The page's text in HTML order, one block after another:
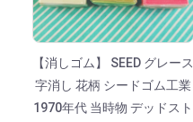
【消しゴム】 SEED グレース
字消し 花柄 シードゴム工業
1970年代 当時物 デッドスト